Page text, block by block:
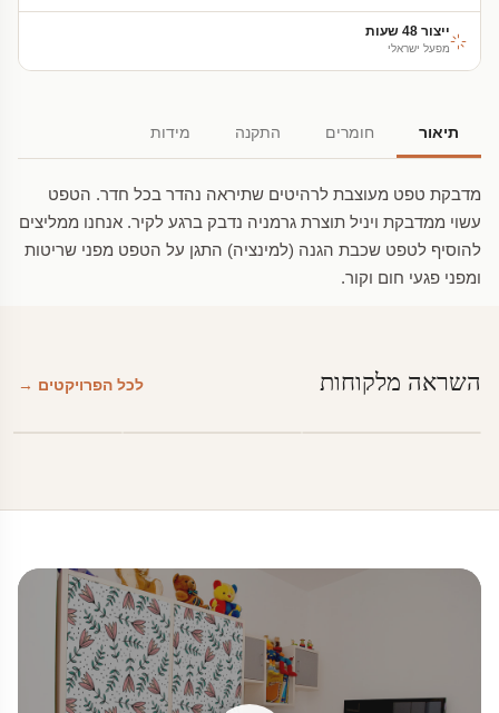
ייצור 48 שעות
מפעל ישראלי
תיאור חומרים התקנה מידות
מדבקת טפט מעוצבת לרהיטים שתיראה נהדר בכל חדר. הטפט
עשוי ממדבקת ויניל תוצרת גרמניה נדבק ברגע לקיר. אנחנו ממליצים
להוסיף לטפט שכבת הגנה (למינציה) התגן על הטפט מפני שריטות
ומפני פגעי חום וקור.
השראה מלקוחות לכל הפרויקטים →